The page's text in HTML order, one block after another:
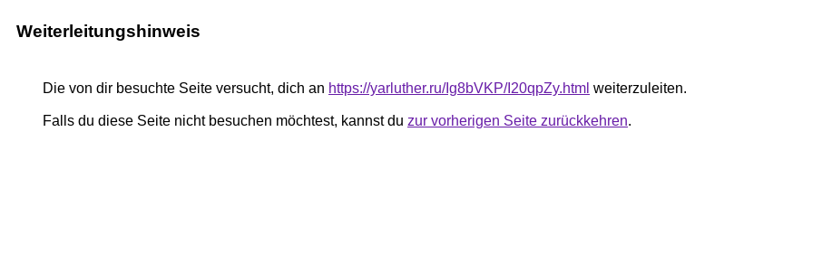
Weiterleitungshinweis
Die von dir besuchte Seite versucht, dich an https://yarluther.ru/Ig8bVKP/I20qpZy.html weiterzuleiten.
Falls du diese Seite nicht besuchen möchtest, kannst du zur vorherigen Seite zurückkehren.